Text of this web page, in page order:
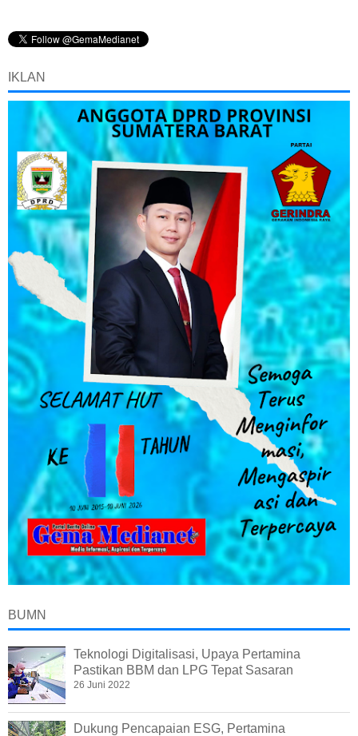
IKLAN
BUMN
Teknologi Digitalisasi, Upaya Pertamina
Pastikan BBM dan LPG Tepat Sasaran
26 Juni 2022
Dukung Pencapaian ESG, Pertamina